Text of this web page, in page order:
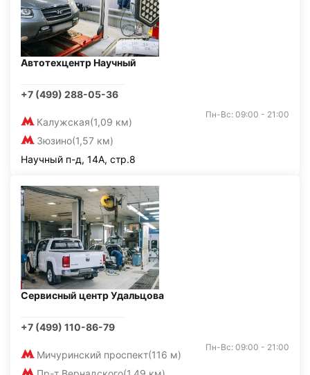
Автотехцентр Научный
+7 (499) 288-05-36
Калужская(1,09 км)
Зюзино(1,57 км)
Пн-Вс: 09:00 - 21:00
Научный п-д, 14А, стр.8
Сервисный центр Удальцова
+7 (499) 110-86-79
Мичуринский проспект(116 м)
Пн-Вс: 09:00 - 21:00